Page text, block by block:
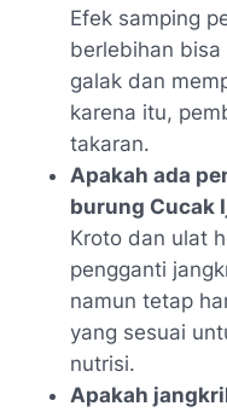
Efek samping
berlebihan
galak dan
karena itu,
takaran.
Apakah ada
burung Cucak
Kroto dan ulat
pengganti
namun tetap
yang sesuai
nutrisi.
Apakah